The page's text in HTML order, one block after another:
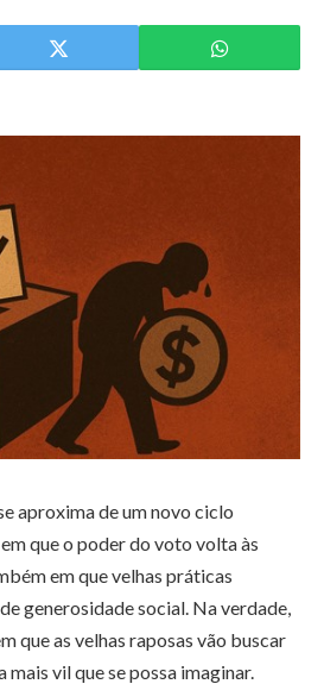
aproxima de um novo ciclo
que o poder do voto volta às
em que velhas práticas
generosidade social. Na verdade,
que as velhas raposas vão buscar
mais vil que se possa imaginar.